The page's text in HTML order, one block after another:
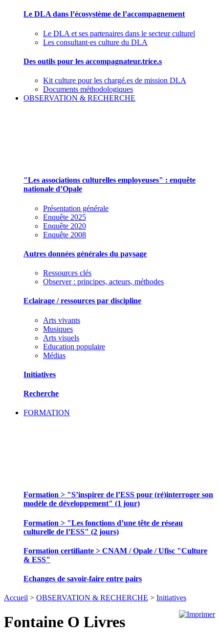
Le DLA dans l’écosystème de l’accompagnement
Le DLA et ses partenaires dans le secteur culturel
Les consultant·es culture du DLA
Des outils pour les accompagnateur.trice.s
Kit culture pour les chargé.es de mission DLA
Documents méthodologiques
OBSERVATION & RECHERCHE
"Les associations culturelles employeuses" : enquête
nationale d’Opale
Présentation générale
Enquête 2025
Enquête 2020
Enquête 2008
Autres données générales du paysage
Ressources clés
Observer : principes, acteurs, méthodes
Eclairage / ressources par discipline
Arts vivants
Musiques
Arts visuels
Education populaire
Médias
Initiatives
Recherche
FORMATION
Formation > "S’inspirer de l’ESS pour (ré)interroger son
modèle de développement" (1 jour)
Formation > "Les fonctions d’une tête de réseau
culturelle de l’ESS" (2 jours)
Formation certifiante > CNAM / Opale / Ufisc "Culture
& ESS"
Echanges de savoir-faire entre pairs
Accueil > OBSERVATION & RECHERCHE > Initiatives
Fontaine O Livres